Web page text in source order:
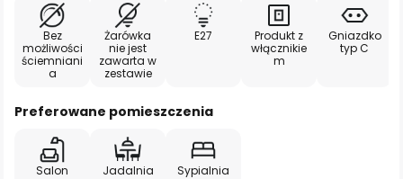
Bez
możliwości
ściemniani
a
Żarówka
nie jest
zawarta w
zestawie
E27
Produkt z
włącznikie
m
Gniazdko
typ C
Preferowane pomieszczenia
Salon Jadalnia Sypialnia